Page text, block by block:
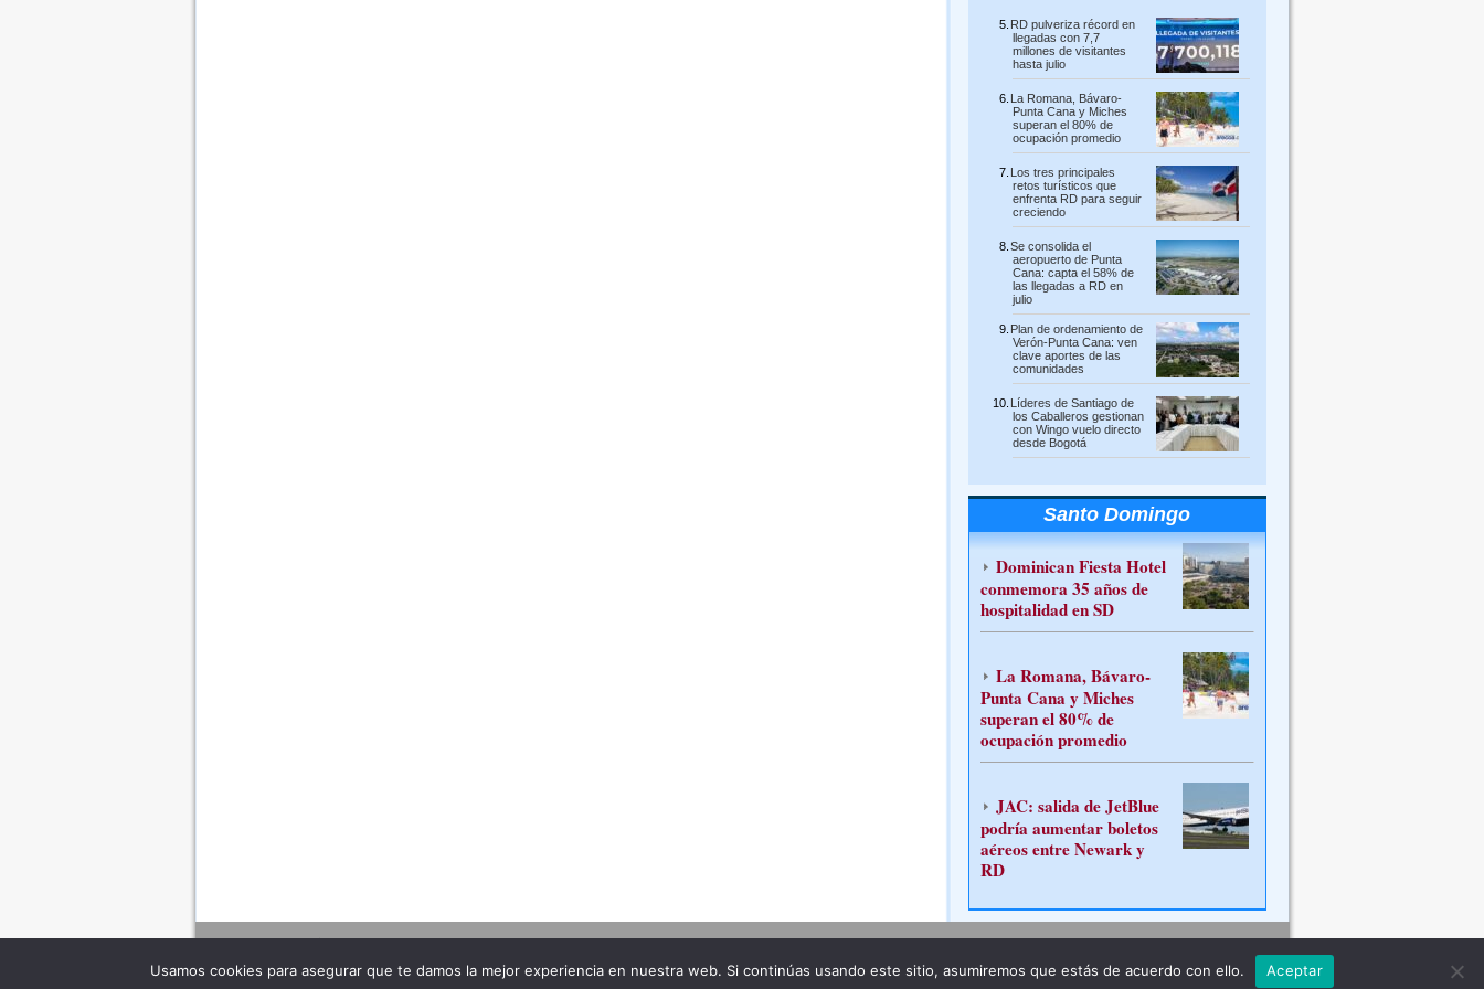
RD pulveriza récord en
llegadas con 7,7
millones de visitantes
hasta julio
La Romana, Bávaro-
Punta Cana y Miches
superan el 80% de
ocupación promedio
Los tres principales
retos turísticos que
enfrenta RD para seguir
creciendo
Se consolida el
aeropuerto de Punta
Cana: capta el 58% de
las llegadas a RD en
julio
Plan de ordenamiento de
Verón-Punta Cana: ven
clave aportes de las
comunidades
Líderes de Santiago de
los Caballeros gestionan
con Wingo vuelo directo
desde Bogotá
Santo Domingo
Dominican Fiesta Hotel
conmemora 35 años de
hospitalidad en SD
La Romana, Bávaro-
Punta Cana y Miches
superan el 80% de
ocupación promedio
JAC: salida de JetBlue
podría aumentar boletos
aéreos entre Newark y
RD
Usamos cookies para asegurar que te damos la mejor experiencia en nuestra web. Si continúas usando este sitio, asumiremos que estás de acuerdo con ello. Aceptar